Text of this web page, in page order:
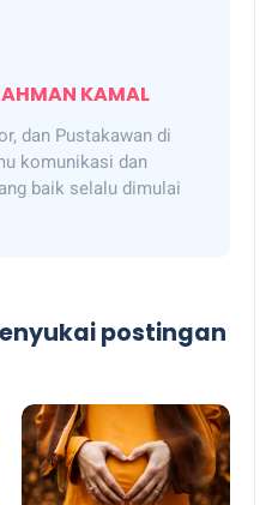
KAMAL
dan Pustakawan di
komunikasi dan
baik selalu dimulai
postingan